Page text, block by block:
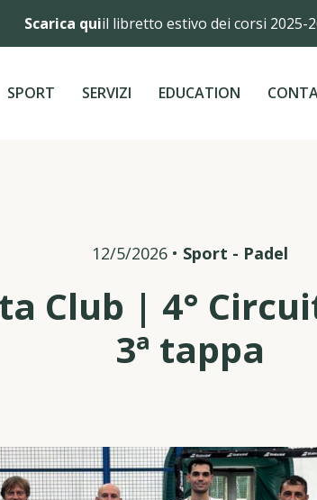
Scarica quiil libretto estivo dei corsi 2025-
SPORT SERVIZI EDUCATION
12/5/2026 • Sport - Padel
Club | 4°
3ª tappa